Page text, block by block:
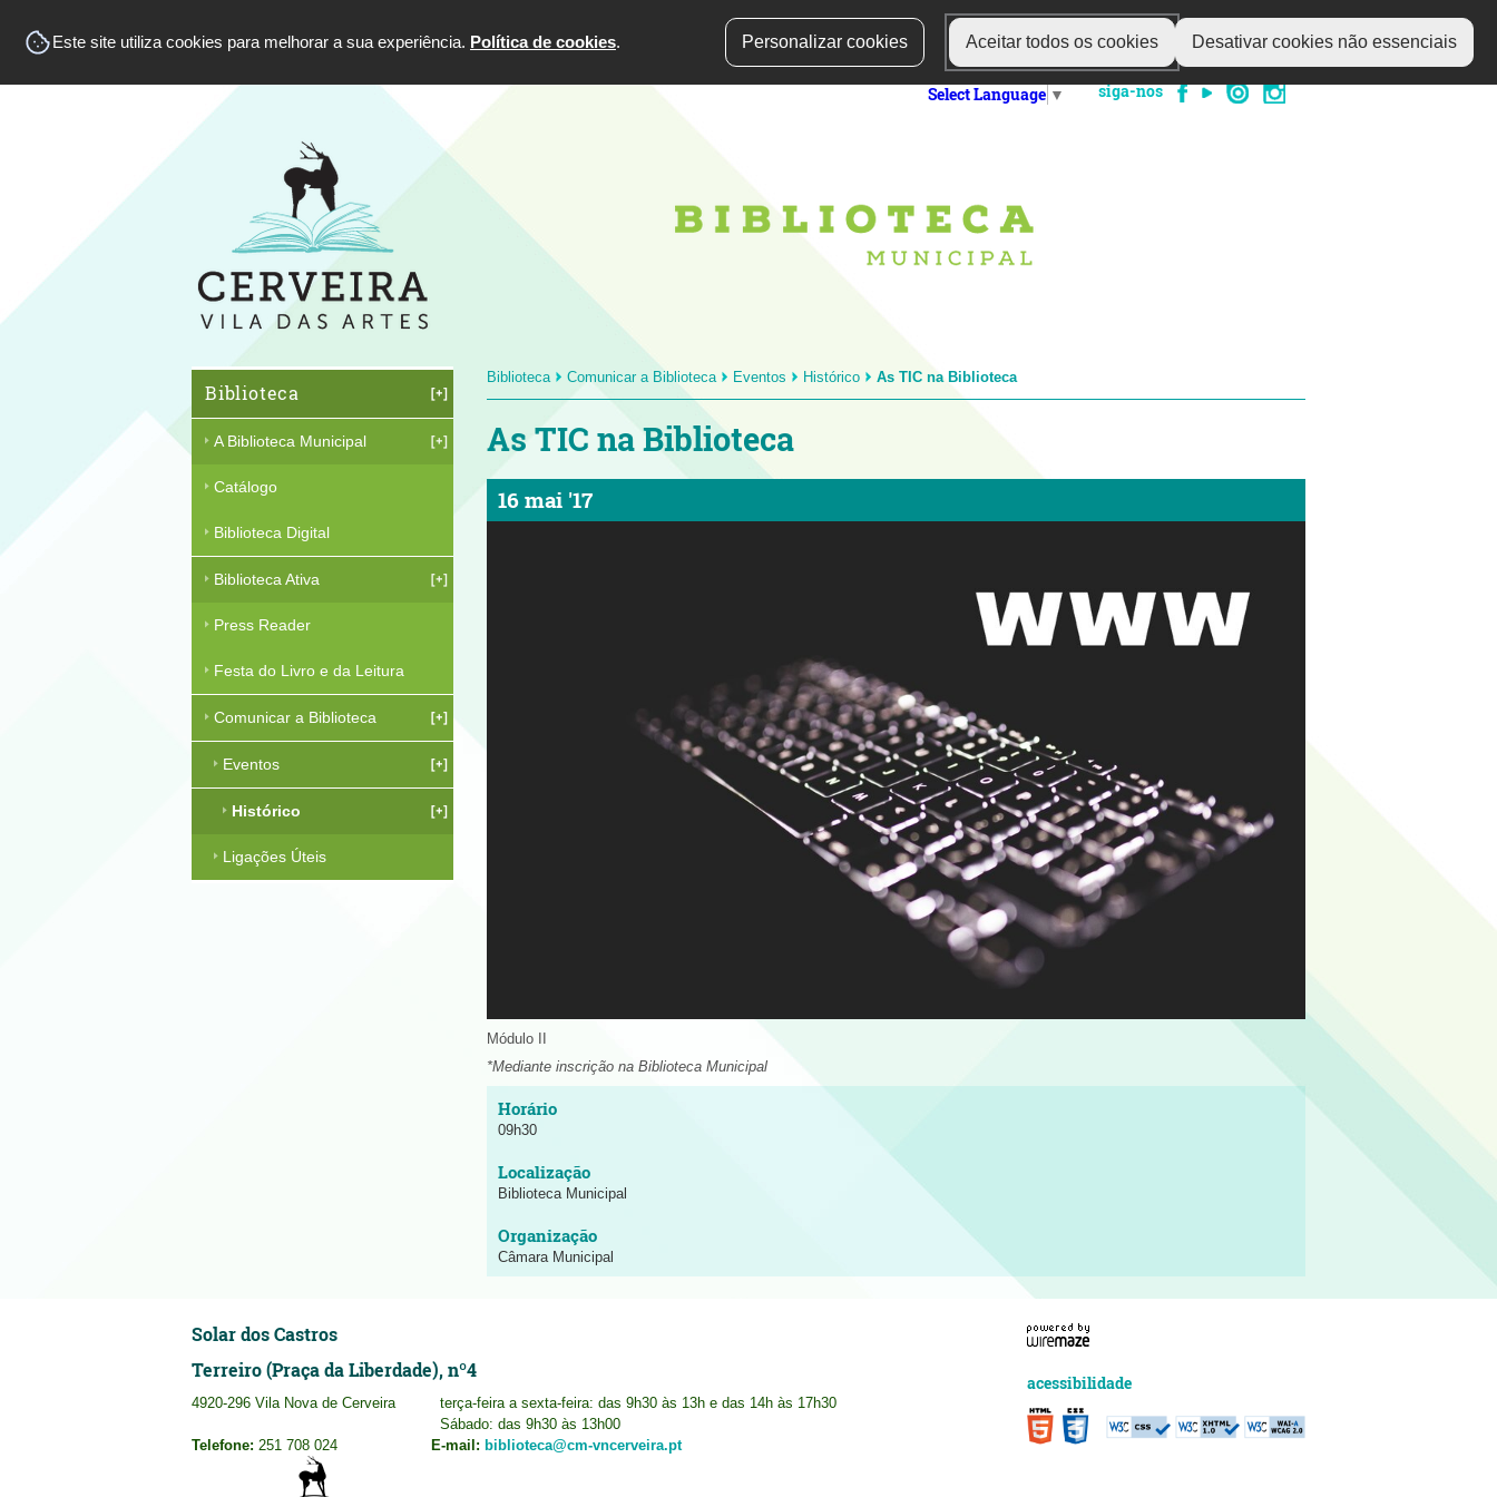
Este site utiliza cookies para melhorar a sua experiência. Política de cookies. Personalizar cookies Aceitar todos os cookies Desativar cookies não essenciais
Select Language ▼ siga-nos
Biblioteca
A Biblioteca Municipal
Catálogo
Biblioteca Digital
Biblioteca Ativa
Press Reader
Festa do Livro e da Leitura
Comunicar a Biblioteca
Eventos
Histórico
Ligações Úteis
Biblioteca Comunicar a Biblioteca Eventos Histórico As TIC na Biblioteca
As TIC na Biblioteca
16 mai '17
Módulo II
*Mediante inscrição na Biblioteca Municipal
09h30
Biblioteca Municipal
Câmara Municipal
Solar dos Castros
Terreiro (Praça da Liberdade), nº4
4920-296 Vila Nova de Cerveira
terça-feira a sexta-feira: das 9h30 às 13h e das 14h às 17h30
Sábado: das 9h30 às 13h00
Telefone: 251 708 024 E-mail: biblioteca@cm-vncerveira.pt
acessibilidade